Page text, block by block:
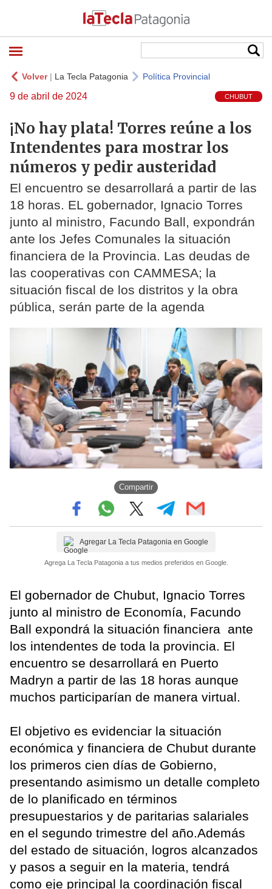
Volver| La Tecla Patagonia Política Provincial
9 de abril de 2024 CHUBUT
¡No hay plata! Torres reúne a los
Intendentes para mostrar los
números y pedir austeridad
El encuentro se desarrollará a partir de las
18 horas. EL gobernador, Ignacio Torres
junto al ministro, Facundo Ball, expondrán
ante los Jefes Comunales la situación
financiera de la Provincia. Las deudas de
las cooperativas con CAMMESA; la
situación fiscal de los distritos y la obra
pública, serán parte de la agenda
Compartir
Agregar La Tecla Patagonia en Google
Agrega La Tecla Patagonia a tus medios preferidos en Google.
El gobernador de Chubut, Ignacio Torres
junto al ministro de Economía, Facundo
Ball expondrá la situación financiera ante
los intendentes de toda la provincia. El
encuentro se desarrollará en Puerto
Madryn a partir de las 18 horas aunque
muchos participarían de manera virtual.
El objetivo es evidenciar la situación
económica y financiera de Chubut durante
los primeros cien días de Gobierno,
presentando asimismo un detalle completo
de lo planificado en términos
presupuestarios y de paritarias salariales
en el segundo trimestre del año.Además
del estado de situación, logros alcanzados
y pasos a seguir en la materia, tendrá
como eje principal la coordinación fiscal